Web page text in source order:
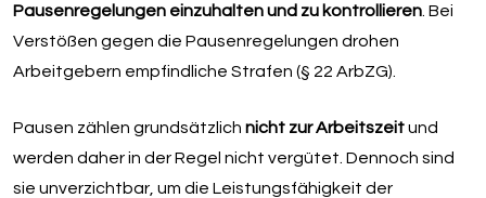
Pausenregelungen einzuhalten und zu kontrollieren. Bei
Verstößen gegen die Pausenregelungen drohen
Arbeitgebern empfindliche Strafen (§ 22 ArbZG).
Pausen zählen grundsätzlich nicht zur Arbeitszeitund
werden daher in der Regel nicht vergütet. Dennoch sind
sie unverzichtbar, um die Leistungsfähigkeit der